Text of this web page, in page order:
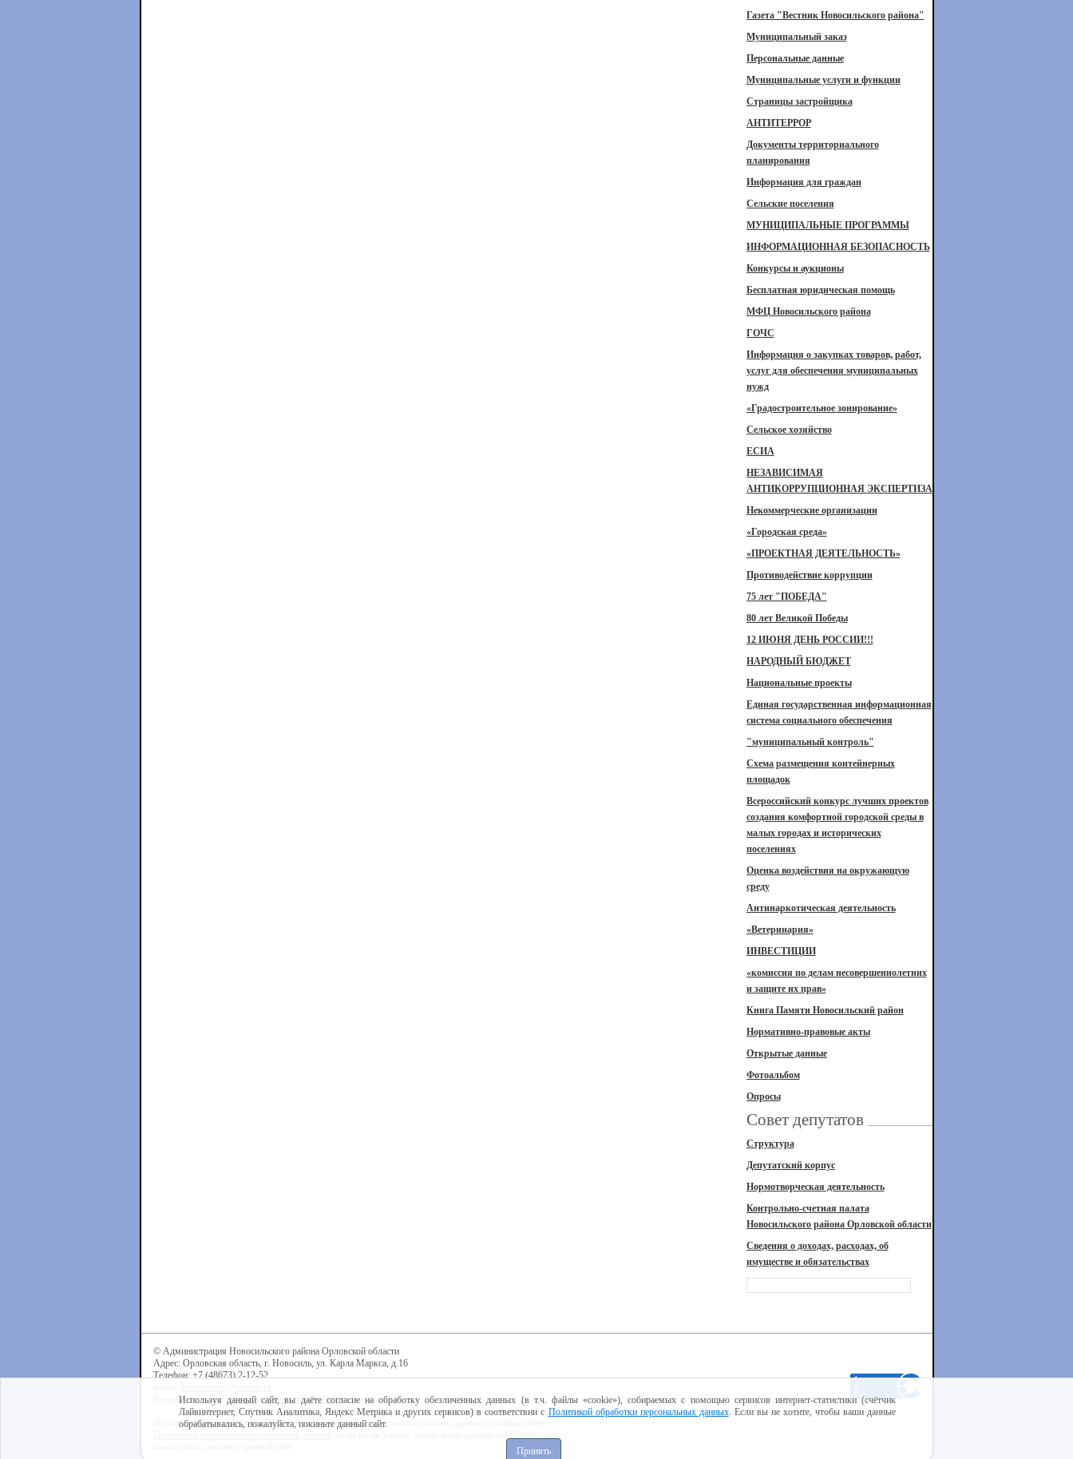
Газета "Вестник Новосильского района"
Муниципальный заказ
Персональные данные
Муниципальные услуги и функции
Страницы застройщика
АНТИТЕРРОР
Документы территориального
планирования
Информация для граждан
Сельские поселения
МУНИЦИПАЛЬНЫЕ ПРОГРАММЫ
ИНФОРМАЦИОННАЯ БЕЗОПАСНОСТЬ
Конкурсы и аукционы
Бесплатная юридическая помощь
МФЦ Новосильского района
ГОЧС
Информация о закупках товаров, работ,
услуг для обеспечения муниципальных
нужд
«Градостроительное зонирование»
Сельское хозяйство
ЕСИА
НЕЗАВИСИМАЯ
АНТИКОРРУПЦИОННАЯ ЭКСПЕРТИЗА
Некоммерческие организации
«Городская среда»
«ПРОЕКТНАЯ ДЕЯТЕЛЬНОСТЬ»
Противодействие коррупции
75 лет "ПОБЕДА"
80 лет Великой Победы
12 ИЮНЯ ДЕНЬ РОССИИ!!!
НАРОДНЫЙ БЮДЖЕТ
Национальные проекты
Единая государственная информационная
система социального обеспечения
"муниципальный контроль"
Схема размещения контейнерных
площадок
Всероссийский конкурс лучших проектов
создания комфортной городской среды в
малых городах и исторических
поселениях
Оценка воздействия на окружающую
среду
Антинаркотическая деятельность
«Ветеринария»
ИНВЕСТИЦИИ
«комиссия по делам несовершеннолетних
и защите их прав»
Книга Памяти Новосильский район
Нормативно-правовые акты
Открытые данные
Фотоальбом
Опросы
Совет депутатов
Структура
Депутатский корпус
Нормотворческая деятельность
Контрольно-счетная палата
Новосильского района Орловской области
Сведения о доходах, расходах, об
имуществе и обязательствах
© Администрация Новосильского района Орловской области
Адрес: Орловская область, г. Новосиль, ул. Карла Маркса, д.16
Телефон: +7 (48673) 2-12-52
Разработка сайта -Центр интернет-образования
Используя данный сайт, вы даёте согласие на обработку пользовательских данных в соответствии с
Используя данный сайт, вы даёте согласие на обработку обезличенных данных (в т.ч. файлы «cookie»), собираемых с помощью сервисов интернет-статистики (счётчик
Лайвинтернет, Спутник Аналитика, Яндекс Метрика и других сервисов) в соответствии с Политикой обработки персональных данных. Если вы не хотите, чтобы ваши данные
обрабатывались, пожалуйста, покиньте данный сайт.
Принять